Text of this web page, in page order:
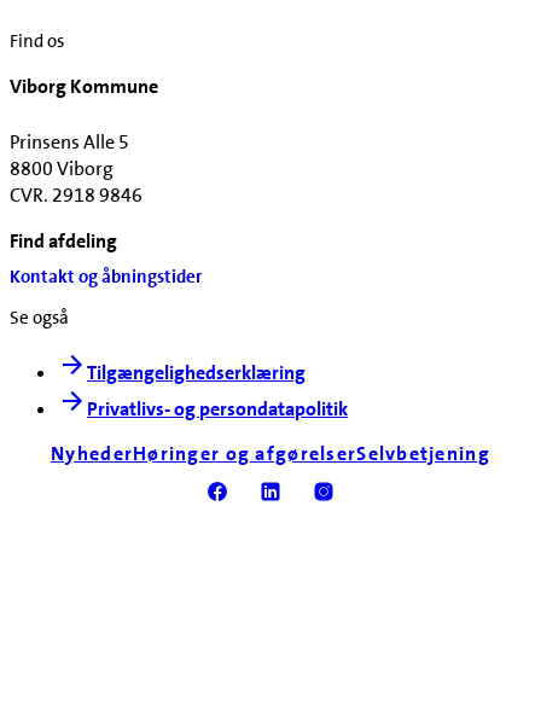
Find os
Viborg Kommune
Prinsens Alle 5
8800 Viborg
CVR. 2918 9846
Find afdeling
Kontakt og åbningstider
Se også
Tilgængelighedserklæring
Privatlivs- og persondatapolitik
NyhederHøringer og afgørelserSelvbetjening